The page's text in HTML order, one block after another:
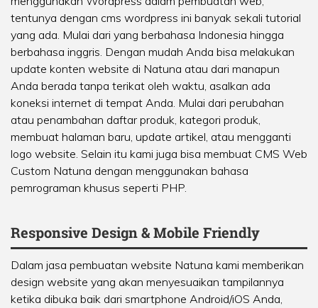
tentunya dengan cms wordpress ini banyak sekali tutorial
yang ada. Mulai dari yang berbahasa Indonesia hingga
berbahasa inggris. Dengan mudah Anda bisa melakukan
update konten website di Natuna atau dari manapun
Anda berada tanpa terikat oleh waktu, asalkan ada
koneksi internet di tempat Anda. Mulai dari perubahan
atau penambahan daftar produk, kategori produk,
membuat halaman baru, update artikel, atau mengganti
logo website. Selain itu kami juga bisa membuat CMS Web
Custom Natuna dengan menggunakan bahasa
pemrograman khusus seperti PHP.
Responsive Design & Mobile Friendly
Dalam jasa pembuatan website Natuna kami memberikan
design website yang akan menyesuaikan tampilannya
ketika dibuka baik dari smartphone Android/iOS Anda,